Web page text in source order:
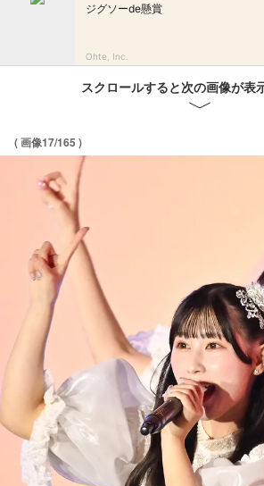
ジグソーde懸賞
Ohte, Inc.
スクロールすると次の画像が表
( 画像17/165 )